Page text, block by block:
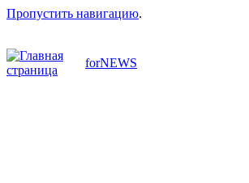
Пропустить навигацию.
forNEWS